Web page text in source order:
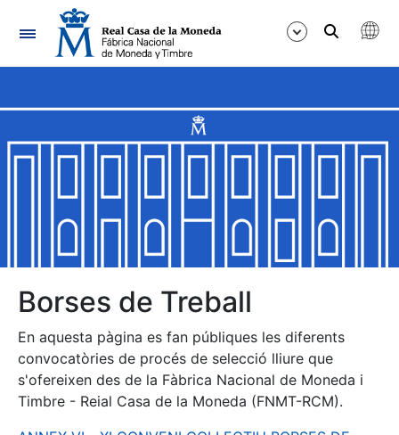
Navegació
Mostra/Amaga
Mostra/Amaga
Mostra/Amaga
Mostra/Amaga
Borses de Treball
En aquesta pàgina es fan públiques les diferents
convocatòries de procés de selecció lliure que
s'ofereixen des de la Fàbrica Nacional de Moneda i
Timbre - Reial Casa de la Moneda (FNMT-RCM).